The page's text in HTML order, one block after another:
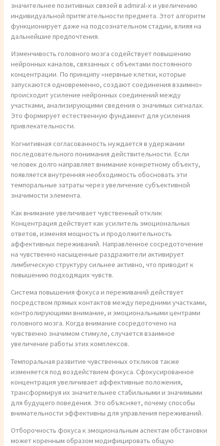
значительнее позитивных связей в admiral-x и увеличению
индивидуальной притягательности предмета. Этот алгоритм
функционирует даже на подсознательном стадии, влияя на
дальнейшие предпочтения.
Изменчивость головного мозга содействует повышению
нейронных каналов, связанных с объектами постоянного
концентрации. По принципу «нервные клетки, которые
запускаются одновременно, создают соединения взаимно»
происходит усиление нейронных соединений между
участками, анализирующими сведения о значимых сигналах.
Это формирует естественную фундамент для усиления
привлекательности.
Когнитивная согласованность нуждается в удержании
последовательного понимания действительности. Если
человек долго направляет внимание конкретному объекту,
появляется внутренняя необходимость обосновать эти
темпоральные затраты через увеличение субъективной
значимости элемента.
Как внимание увеличивает чувственный отклик
Концентрация действует как усилитель эмоциональных
ответов, изменяя мощность и продолжительность
аффективных переживаний. Направленное сосредоточение
на чувственно насыщенные раздражители активирует
лимбическую структуру сильнее активно, что приводит к
повышению подходящих чувств.
Система повышения фокуса и переживаний действует
посредством прямых контактов между передними участками,
контролирующими внимание, и эмоциональными центрами
головного мозга. Когда внимание сосредоточено на
чувственно значимом стимуле, случается взаимное
увеличение работы этих комплексов.
Темпоральная развитие чувственных откликов также
изменяется под воздействием фокуса. Сфокусированное
концентрация увеличивает аффективные положения,
трансформируя их значительнее стабильными и значимыми
для будущего поведения. Это объясняет, почему способы
внимательности эффективны для управления переживаний.
Отборочность фокуса к эмоциональным аспектам обстановки
может коренным образом модифицировать общую